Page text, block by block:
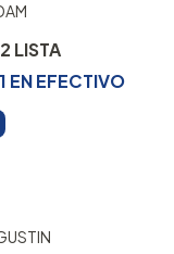
ENEFECTIVO